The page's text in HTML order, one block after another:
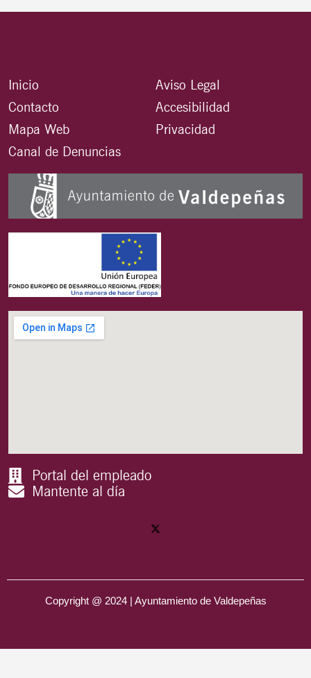
Inicio
Contacto
Mapa Web
Canal de Denuncias
Aviso Legal
Accesibilidad
Privacidad
Portal del empleado
Mantente al día
Copyright @ 2024 | Ayuntamiento de Valdepeñas